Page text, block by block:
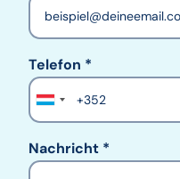
Telefon
Telefon
Nachricht